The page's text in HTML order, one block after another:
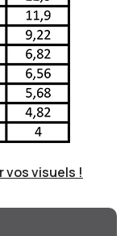
visuels !